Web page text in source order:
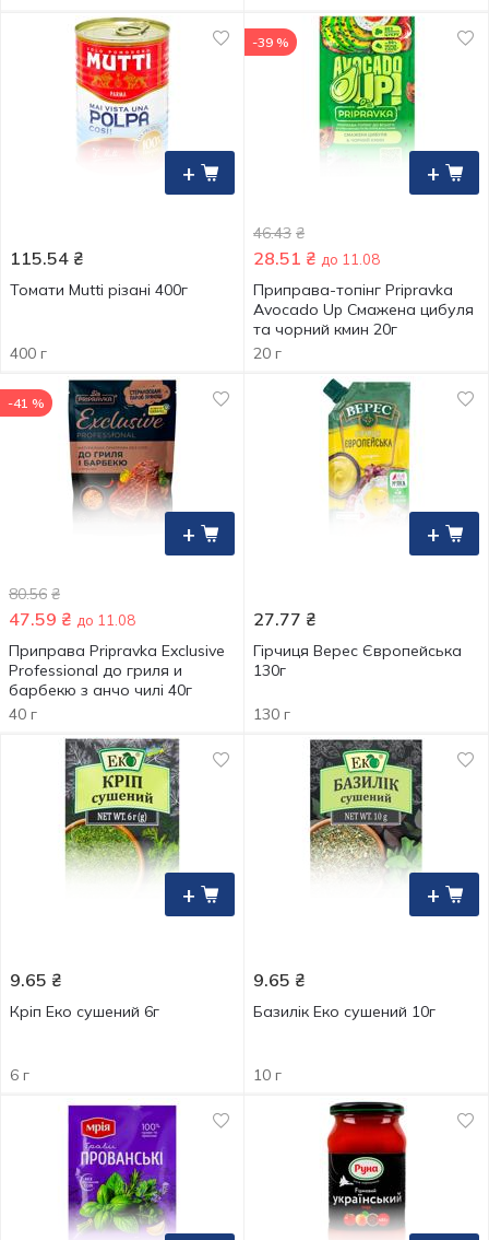
+
115.54 ₴
Томати Mutti різані 400г
400 г
+
-39 %
46.43 ₴
28.51 ₴ до 11.08
Приправа-топінг Pripravka
Avocado Up Смажена цибуля
та чорний кмин 20г
20 г
+
-41 %
80.56 ₴
47.59 ₴ до 11.08
Приправа Pripravka Exclusive
Professional до гриля и
барбекю з анчо чилі 40г
40 г
+
27.77 ₴
Гірчиця Верес Європейська
130г
130 г
+
9.65 ₴
Кріп Еко сушений 6г
6 г
+
9.65 ₴
Базилік Еко сушений 10г
10 г